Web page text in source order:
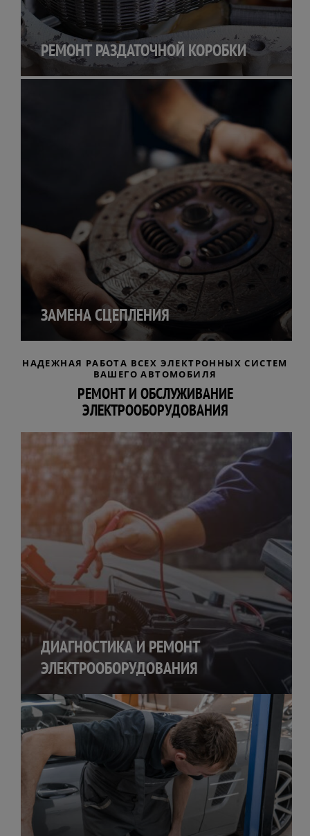
РЕМОНТ РАЗДАТОЧНОЙ КОРОБКИ
ЗАМЕНА СЦЕПЛЕНИЯ
НАДЕЖНАЯ РАБОТА ВСЕХ ЭЛЕКТРОННЫХ СИСТЕМ
ВАШЕГО АВТОМОБИЛЯ
РЕМОНТ И ОБСЛУЖИВАНИЕ
ЭЛЕКТРООБОРУДОВАНИЯ
ДИАГНОСТИКА И РЕМОНТ
ЭЛЕКТРООБОРУДОВАНИЯ